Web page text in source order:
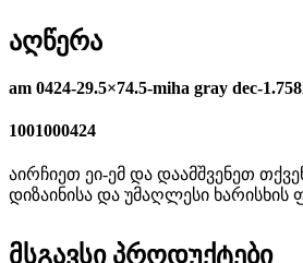
აღწერა
am 0424-29.5×74.5-miha gray dec-
1001000424
აირჩიეთ ეი-ემ და დაამშვენეთ
დიზაინისა და უმაღლესი ხარისხის
მსგავსი პროდუქტები